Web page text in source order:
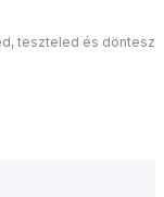
teszteled és döntesz